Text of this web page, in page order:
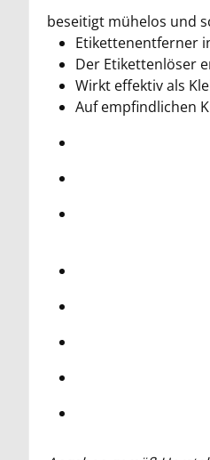
beseitigt mühelos und
Etikettenentferner
Der Etikettenlöser
Wirkt effektiv als
Auf empfindlichen